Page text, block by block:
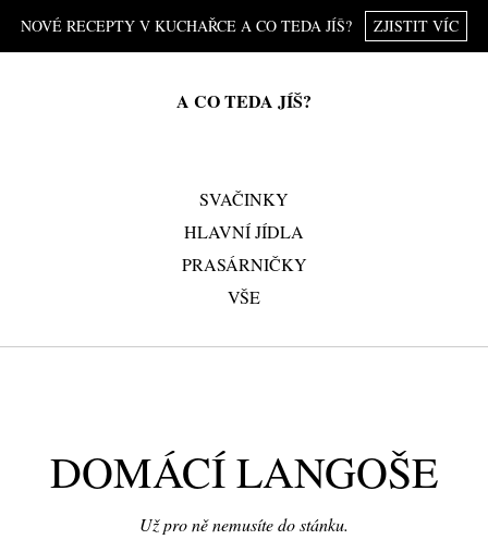
NOVÉ RECEPTY V KUCHAŘCE A CO TEDA JÍŠ? ZJISTIT VÍC
A CO TEDA JÍŠ?
SVAČINKY
HLAVNÍ JÍDLA
PRASÁRNIČKY
VŠE
DOMÁCÍ LANGOŠE
Už pro ně nemusíte do stánku.